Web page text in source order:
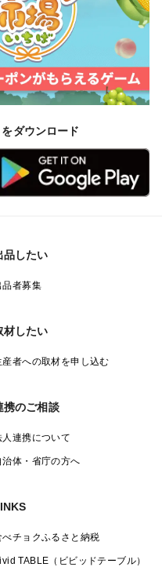
ダウンロード
品したい
品者募集
材したい
産者への取材を申し込む
携のご相談
人連携について
治体・省庁の方へ
べチョクふるさと納税
TABLE（ビビッドテーブル）